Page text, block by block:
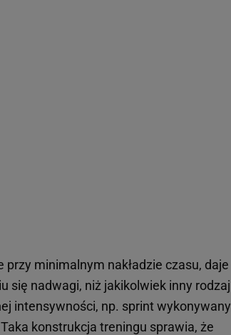
przy minimalnym nakładzie czasu, daje
się nadwagi, niż jakikolwiek inny rodzaj
intensywności, np. sprint wykonywany
konstrukcja treningu sprawia, że